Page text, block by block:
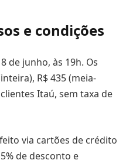
e condições
de junho, às 19h. Os
R$ 435 (meia-
Itaú, sem taxa de
via cartões de crédito
de desconto e